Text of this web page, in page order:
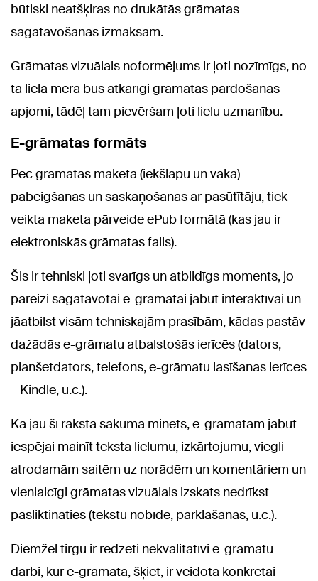
būtiski neatšķiras no drukātās grāmatas
sagatavošanas izmaksām.
Grāmatas vizuālais noformējums ir ļoti nozīmīgs, no
tā lielā mērā būs atkarīgi grāmatas pārdošanas
apjomi, tādēļ tam pievēršam ļoti lielu uzmanību.
E-grāmatas formāts
Pēc grāmatas maketa (iekšlapu un vāka)
pabeigšanas un saskaņošanas ar pasūtītāju, tiek
veikta maketa pārveide ePub formātā (kas jau ir
elektroniskās grāmatas fails).
Šis ir tehniski ļoti svarīgs un atbildīgs moments, jo
pareizi sagatavotai e-grāmatai jābūt interaktīvai un
jāatbilst visām tehniskajām prasībām, kādas pastāv
dažādās e-grāmatu atbalstošās ierīcēs (dators,
planšetdators, telefons, e-grāmatu lasīšanas ierīces
– Kindle, u.c.).
Kā jau šī raksta sākumā minēts, e-grāmatām jābūt
iespējai mainīt teksta lielumu, izkārtojumu, viegli
atrodamām saitēm uz norādēm un komentāriem un
vienlaicīgi grāmatas vizuālais izskats nedrīkst
pasliktināties (tekstu nobīde, pārklāšanās, u.c.).
Diemžēl tirgū ir redzēti nekvalitatīvi e-grāmatu
darbi, kur e-grāmata, šķiet, ir veidota konkrētai